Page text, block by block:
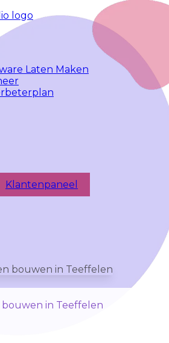
Skip to navigation
Laten Maken
Klantenpaneel
in Teeffelen